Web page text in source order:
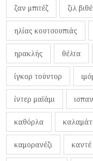
ζαν μπιτέζ ζιλ
ηλίας κουτσουπιάς
ηρακλής θέλτα
ίγκορ τούντορ
ίντερ μαϊάμι
καθόρλα
καμορανέζι καντέ